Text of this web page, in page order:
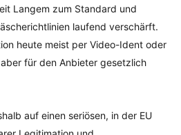
Langem zum Standard und
laufend verschärft.
heute meist per Video-Ident oder
für den Anbieter gesetzlich
auf einen seriösen, in der EU